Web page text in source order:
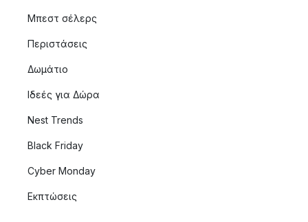
Μπεστ σέλερς
Περιστάσεις
Δωμάτιο
Ιδεές για Δώρα
Nest Trends
Black Friday
Cyber Monday
Εκπτώσεις